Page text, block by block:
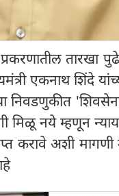
तारखा पुढे
एकनाथ शिंदे
निवडणुकीत
मिळू नये म्हणून
करावे अशी मागणी